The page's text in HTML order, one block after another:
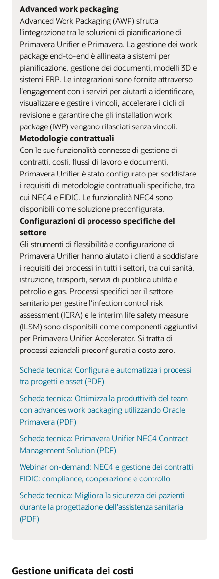
Advanced work packaging
Advanced Work Packaging (AWP) sfrutta
l'integrazione tra le soluzioni di pianificazione di
Primavera Unifier e Primavera. La gestione dei work
package end-to-end è allineata a sistemi per
pianificazione, gestione dei documenti, modelli 3D e
sistemi ERP. Le integrazioni sono fornite attraverso
l'engagement con i servizi per aiutarti a identificare,
visualizzare e gestire i vincoli, accelerare i cicli di
revisione e garantire che gli installation work
package (IWP) vengano rilasciati senza vincoli.
Metodologie contrattuali
Con le sue funzionalità connesse di gestione di
contratti, costi, flussi di lavoro e documenti,
Primavera Unifier è stato configurato per soddisfare
i requisiti di metodologie contrattuali specifiche, tra
cui NEC4 e FIDIC. Le funzionalità NEC4 sono
disponibili come soluzione preconfigurata.
Configurazioni di processo specifiche del
settore
Gli strumenti di flessibilità e configurazione di
Primavera Unifier hanno aiutato i clienti a soddisfare
i requisiti dei processi in tutti i settori, tra cui sanità,
istruzione, trasporti, servizi di pubblica utilità e
petrolio e gas. Processi specifici per il settore
sanitario per gestire l'infection control risk
assessment (ICRA) e le interim life safety measure
(ILSM) sono disponibili come componenti aggiuntivi
per Primavera Unifier Accelerator. Si tratta di
processi aziendali preconfigurati a costo zero.
Scheda tecnica: Configura e automatizza i processi
tra progetti e asset (PDF)
Scheda tecnica: Ottimizza la produttività del team
con advances work packaging utilizzando Oracle
Primavera (PDF)
Scheda tecnica: Primavera Unifier NEC4 Contract
Management Solution (PDF)
Webinar on-demand: NEC4 e gestione dei contratti
FIDIC: compliance, cooperazione e controllo
Scheda tecnica: Migliora la sicurezza dei pazienti
durante la progettazione dell'assistenza sanitaria
(PDF)
Gestione unificata dei costi